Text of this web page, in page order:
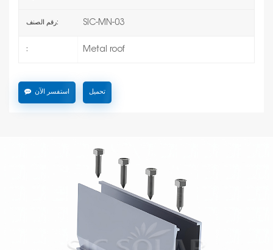
رقم الصنف: SIC-MN-03
: Metal roof
استفسر الآن تحميل